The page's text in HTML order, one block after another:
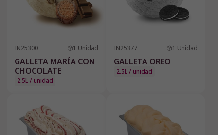
IN25300 1 Unidad
GALLETA MARÍA CON
CHOCOLATE
2.5L / unidad
IN25377 1 Unidad
GALLETA OREO
2.5L / unidad